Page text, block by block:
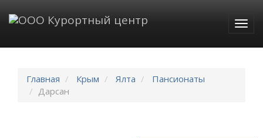
Главная Крым Ялта
Пансионаты
Дарсан